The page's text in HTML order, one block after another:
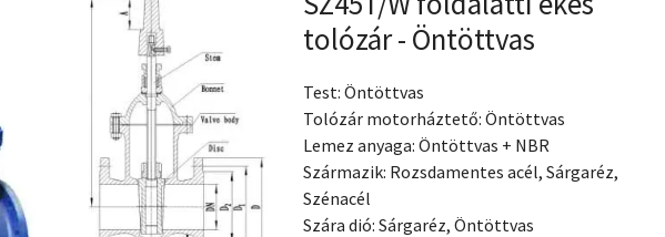
tolózár - Öntöttvas
Test: Öntöttvas
Tolózár motorháztető: Öntöttvas
Lemez anyaga: Öntöttvas + NBR
Származik: Rozsdamentes acél, Sárgaréz,
Szénacél
Szára dió: Sárgaréz, Öntöttvas